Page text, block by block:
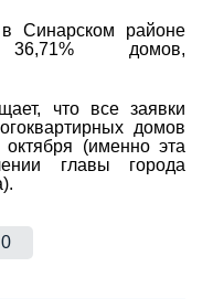
Синарском районе
домов,
что все заявки
домов
(именно эта
главы города
0